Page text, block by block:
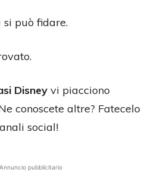
può fidare.
Disney vi piacciono
conoscete altre? Fatecelo
social!
Annuncio pubblicitario